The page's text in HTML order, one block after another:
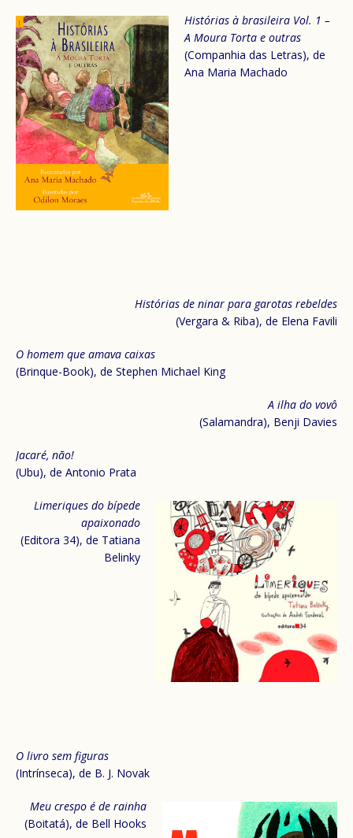
Histórias à brasileira Vol. 1 –
A Moura Torta e outras
(Companhia das Letras), de
Ana Maria Machado
Histórias de ninar para garotas rebeldes
(Vergara & Riba), de Elena Favili
O homem que amava caixas
(Brinque-Book), de Stephen Michael King
A ilha do vovô
(Salamandra), Benji Davies
Jacaré, não!
(Ubu), de Antonio Prata
Limeriques do bípede
apaixonado
(Editora 34), de Tatiana
Belinky
O livro sem figuras
(Intrínseca), de B. J. Novak
Meu crespo é de rainha
(Boitatá), de Bell Hooks